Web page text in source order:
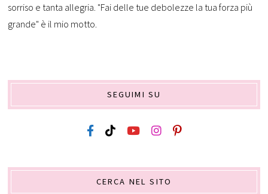
sorriso e tanta allegria. "Fai delle tue debolezze la tua forza più
grande" è il mio motto.
SEGUIMI SU
CERCA NEL SITO